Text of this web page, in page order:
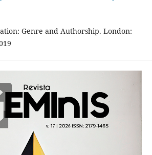
Genre and Authorship. London: